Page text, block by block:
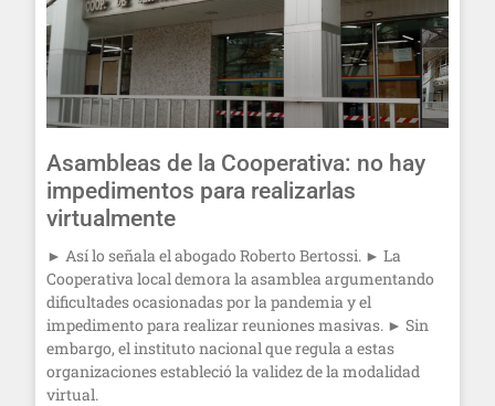
Asambleas de la Cooperativa: no hay
impedimentos para realizarlas
virtualmente
► Así lo señala el abogado Roberto Bertossi. ► La
Cooperativa local demora la asamblea argumentando
dificultades ocasionadas por la pandemia y el
impedimento para realizar reuniones masivas. ► Sin
embargo, el instituto nacional que regula a estas
organizaciones estableció la validez de la modalidad
virtual.